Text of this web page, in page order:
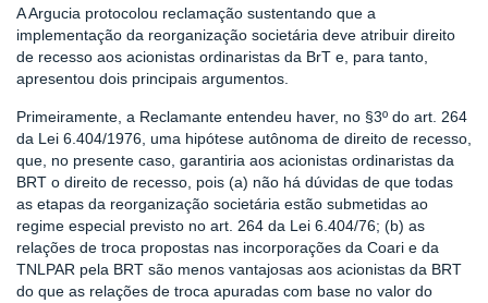
A Argucia protocolou reclamação sustentando que a
implementação da reorganização societária deve atribuir direito
de recesso aos acionistas ordinaristas da BrT e, para tanto,
apresentou dois principais argumentos.
Primeiramente, a Reclamante entendeu haver, no §3º do art. 264
da Lei 6.404/1976, uma hipótese autônoma de direito de recesso,
que, no presente caso, garantiria aos acionistas ordinaristas da
BRT o direito de recesso, pois (a) não há dúvidas de que todas
as etapas da reorganização societária estão submetidas ao
regime especial previsto no art. 264 da Lei 6.404/76; (b) as
relações de troca propostas nas incorporações da Coari e da
TNLPAR pela BRT são menos vantajosas aos acionistas da BRT
do que as relações de troca apuradas com base no valor do